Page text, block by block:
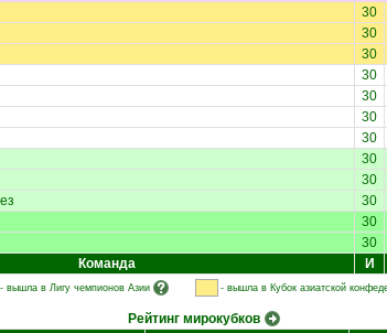
30
30
30
30
30
30
30
30
30
30
30
30
Команда И
- вышла в Лигу чемпионов Азии - вышла в Кубок азиатской
Рейтинг мирокубков